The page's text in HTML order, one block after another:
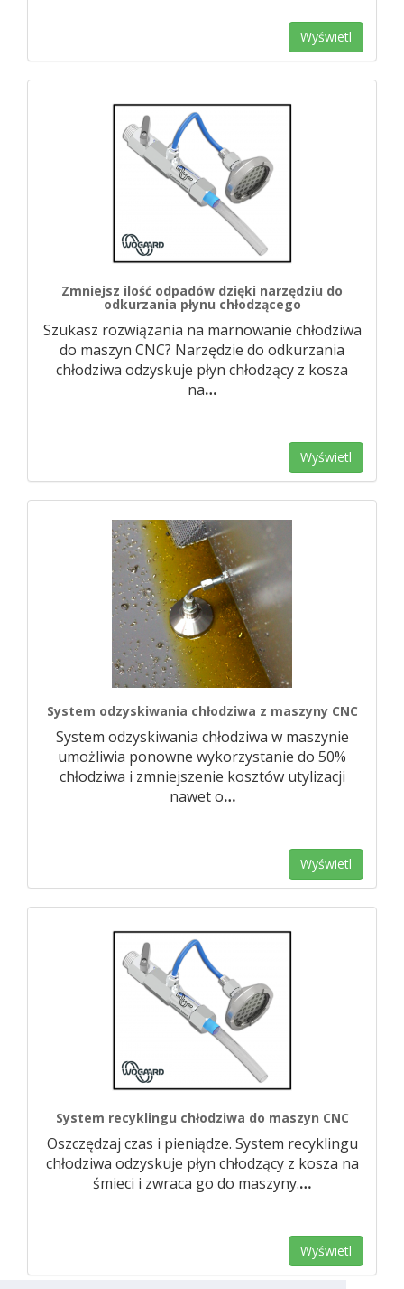
Wyświetl
Zmniejsz ilość odpadów dzięki narzędziu do
odkurzania płynu chłodzącego
Szukasz rozwiązania na marnowanie chłodziwa
do maszyn CNC? Narzędzie do odkurzania
chłodziwa odzyskuje płyn chłodzący z kosza
na…
Wyświetl
System odzyskiwania chłodziwa z maszyny CNC
System odzyskiwania chłodziwa w maszynie
umożliwia ponowne wykorzystanie do 50%
chłodziwa i zmniejszenie kosztów utylizacji
nawet o…
Wyświetl
System recyklingu chłodziwa do maszyn CNC
Oszczędzaj czas i pieniądze. System recyklingu
chłodziwa odzyskuje płyn chłodzący z kosza na
śmieci i zwraca go do maszyny.…
Wyświetl